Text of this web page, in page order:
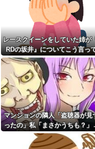
すれば母のせいかもしれない。
嫁のせいでアトピー悪化しそう
レースクイーンをしていた姉
が『ZARDの坂井』について
言っていた
【動画】手術中に熊本地震
撃やばすぎる
【驚愕】マチアプで会った
国人からまさかの『こう』言
れたんやがこれワイ詰み
か？？？？？？？
【緊急】今の若者に急増し
いる『コレ』依存、めちゃく
ゃ深刻な模様w w w w w w
w w
みい山作者、みいちゃんで
ー牛なのではという疑惑が生
れるｗｗｗｗｗｗｗ
レースクイーンをしていた姉が
RDの坂井』についてこう言っ
た
マンションの隣人「盗聴器が見
ったの」私「まさかうちも？
者に調査を依頼したら、犯人の
まで見えてきて…